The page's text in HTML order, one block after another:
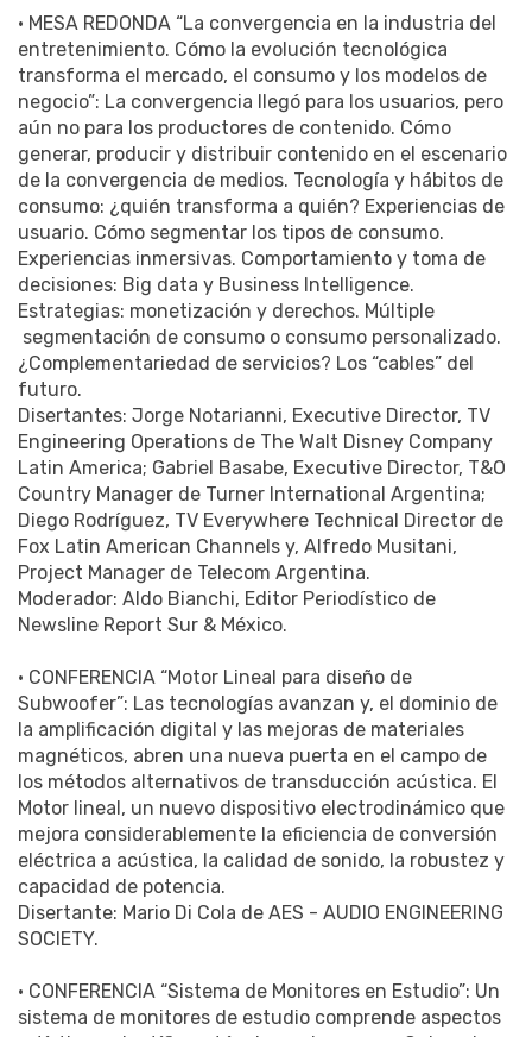
• MESA REDONDA “La convergencia en la industria del
entretenimiento. Cómo la evolución tecnológica
transforma el mercado, el consumo y los modelos de
negocio”: La convergencia llegó para los usuarios, pero
aún no para los productores de contenido. Cómo
generar, producir y distribuir contenido en el escenario
de la convergencia de medios. Tecnología y hábitos de
consumo: ¿quién transforma a quién? Experiencias de
usuario. Cómo segmentar los tipos de consumo.
Experiencias inmersivas. Comportamiento y toma de
decisiones: Big data y Business Intelligence.
Estrategias: monetización y derechos. Múltiple
segmentación de consumo o consumo personalizado.
¿Complementariedad de servicios? Los “cables” del
futuro.
Disertantes: Jorge Notarianni, Executive Director, TV
Engineering Operations de The Walt Disney Company
Latin America; Gabriel Basabe, Executive Director, T&O
Country Manager de Turner International Argentina;
Diego Rodríguez, TV Everywhere Technical Director de
Fox Latin American Channels y, Alfredo Musitani,
Project Manager de Telecom Argentina.
Moderador: Aldo Bianchi, Editor Periodístico de
Newsline Report Sur & México.
• CONFERENCIA “Motor Lineal para diseño de
Subwoofer”: Las tecnologías avanzan y, el dominio de
la amplificación digital y las mejoras de materiales
magnéticos, abren una nueva puerta en el campo de
los métodos alternativos de transducción acústica. El
Motor lineal, un nuevo dispositivo electrodinámico que
mejora considerablemente la eficiencia de conversión
eléctrica a acústica, la calidad de sonido, la robustez y
capacidad de potencia.
Disertante: Mario Di Cola de AES - AUDIO ENGINEERING
SOCIETY.
• CONFERENCIA “Sistema de Monitores en Estudio”: Un
sistema de monitores de estudio comprende aspectos